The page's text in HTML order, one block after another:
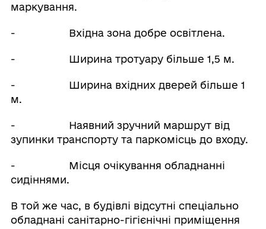
маркування.
- Вхідна зона добре освітлена.
- Ширина тротуару більше 1,5 м.
- Ширина вхідних дверей більше 1
м.
- Наявний зручний маршрут від
зупинки транспорту та паркомісць до входу.
- Місця очікування обладнанні
сидіннями.
В той же час, в будівлі відсутні спеціально
обладнані санітарно-гігієнічні приміщення